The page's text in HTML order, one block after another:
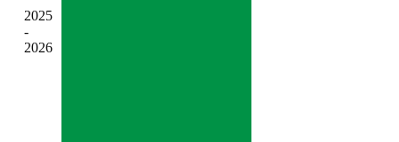
2025
-
2026